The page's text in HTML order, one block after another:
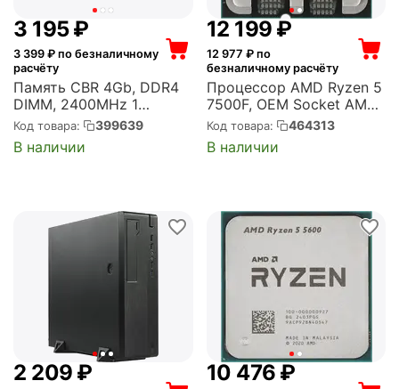
3 195₽
3 399 ₽ по безналичному
расчёту
Память CBR 4Gb, DDR4
DIMM, 2400MHz 1
модуль, 19200 Мб/с,
CL17, 1.2 В (CD4-
US04G24M17-00S)
Код товара: 399639
В наличии
12 199 ₽
12 977 ₽ по
безналичному расчёту
Процессор AMD Ryzen 5
7500F, OEM Socket AM5,
6-ядерный, 3.7GHz,
Turbo: 5GHz, Raphael, 65
Вт (100-000000597)
Код товара: 464313
В наличии
2 209 ₽ 10 476 ₽